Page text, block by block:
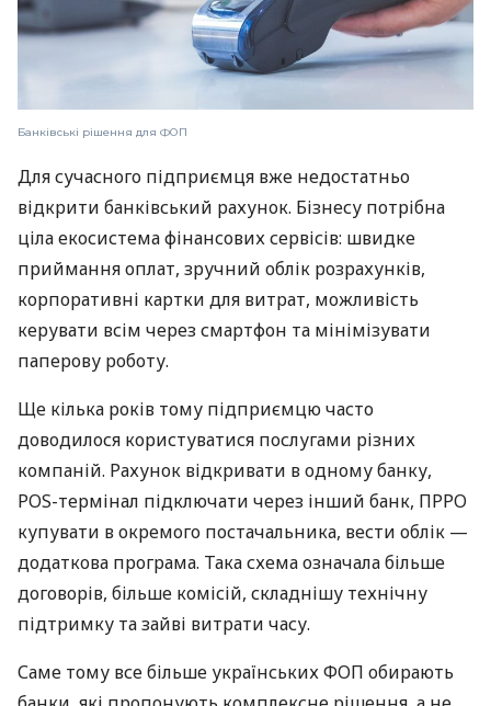
Банківські рішення для ФОП
Для сучасного підприємця вже недостатньо
відкрити банківський рахунок. Бізнесу потрібна
ціла екосистема фінансових сервісів: швидке
приймання оплат, зручний облік розрахунків,
корпоративні картки для витрат, можливість
керувати всім через смартфон та мінімізувати
паперову роботу.
Ще кілька років тому підприємцю часто
доводилося користуватися послугами різних
компаній. Рахунок відкривати в одному банку,
POS-термінал підключати через інший банк, ПРРО
купувати в окремого постачальника, вести облік —
додаткова програма. Така схема означала більше
договорів, більше комісій, складнішу технічну
підтримку та зайві витрати часу.
Саме тому все більше українських ФОП обирають